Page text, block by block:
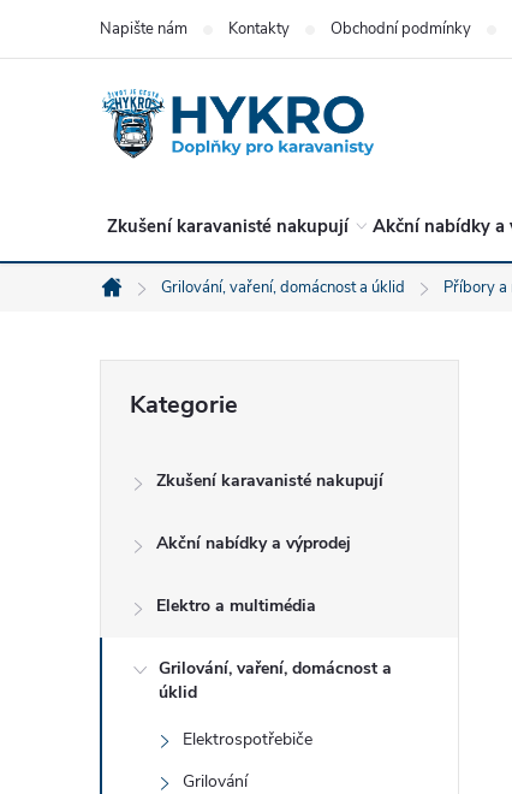
Napište nám Kontakty Obchodní podmínky
Zkušení karavanisté nakupují Akční nabídky a
Domů
Grilování, vaření, domácnost a úklid Příbory a
r
kategorie
Kategorie
Zkušení karavanisté nakupují
Akční nabídky a výprodej
Elektro a multimédia
Grilování, vaření, domácnost a
úklid
Elektrospotřebiče
Grilování